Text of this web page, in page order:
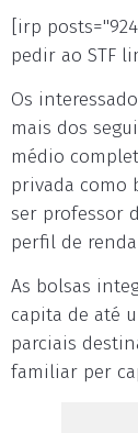
[irp
pedir ao STF
Os
mais dos
médio
privada como
ser professor
perfil de
As bolsas
capita de até
parciais
familiar per